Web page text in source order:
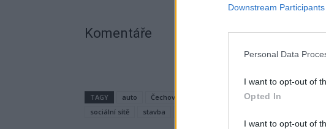
Downstream Participants
Personal Data
I want to opt-out of
Opted In
I want to opt-out of
Komentáře
TAGY auto Čechovská ulice doprava Drkolnov
sociální sítě
stavba